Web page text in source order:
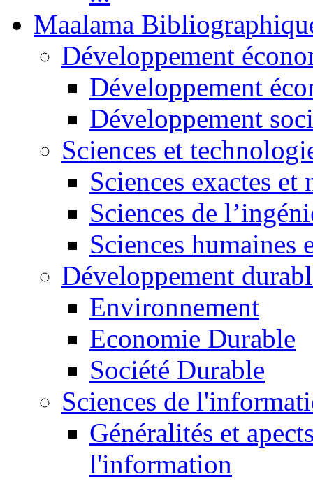
Maalama
Développement
Développement
Développement
Sciences et
Sciences exactes et
Sciences de
Sciences humaines
Développement
Environnement
Economie Durable
Société Durable
Sciences de
Généralités et
l'information